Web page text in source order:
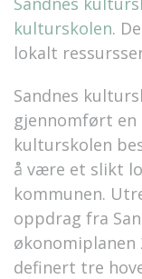
kulturskolen.
lokalt
Sandnes
gjennomført en
kulturskolen
å være et slikt
kommunen.
oppdrag fra
økonomiplanen
definert tre